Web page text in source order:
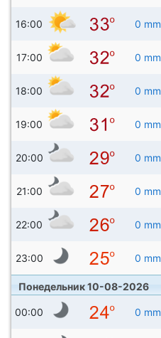
16:00 0 mm
17:00 0 mm
18:00 0 mm
19:00 0 mm
20:00 0 mm
21:00 0 mm
22:00 0 mm
23:00 0 mm
Понедельник 10-08-2026
00:00 0 mm